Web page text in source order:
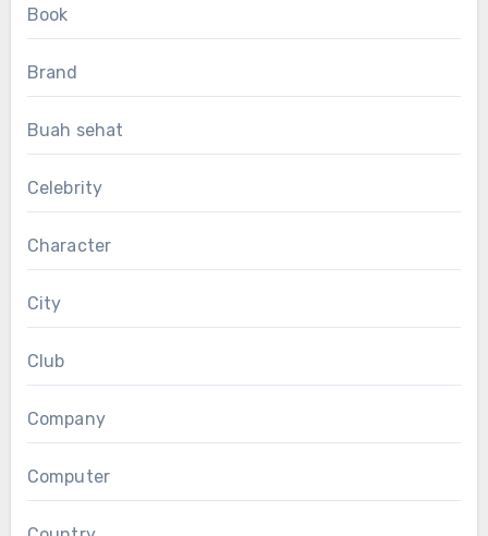
Book
Brand
Buah sehat
Celebrity
Character
City
Club
Company
Computer